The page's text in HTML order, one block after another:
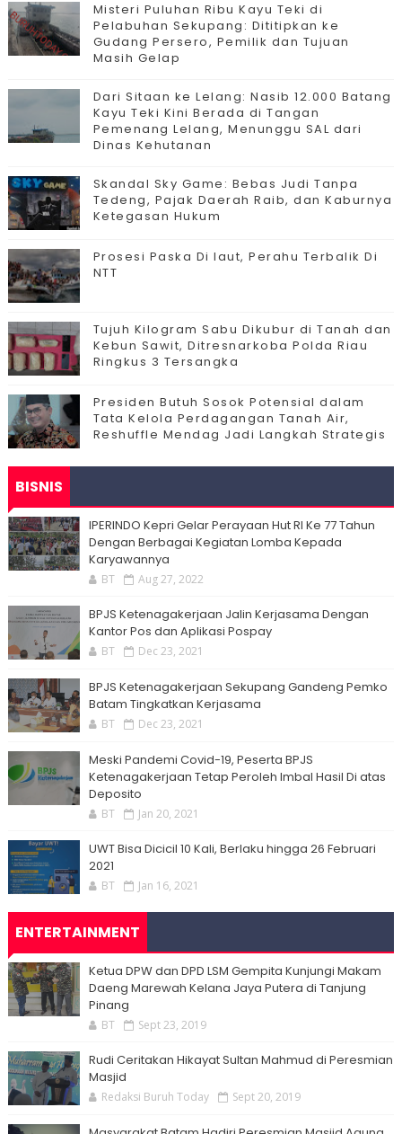
Misteri Puluhan Ribu Kayu Teki di
Pelabuhan Sekupang: Dititipkan ke
Gudang Persero, Pemilik dan Tujuan
Masih Gelap
Dari Sitaan ke Lelang: Nasib 12.000 Batang
Kayu Teki Kini Berada di Tangan
Pemenang Lelang, Menunggu SAL dari
Dinas Kehutanan
Skandal Sky Game: Bebas Judi Tanpa
Tedeng, Pajak Daerah Raib, dan Kaburnya
Ketegasan Hukum
Prosesi Paska Di laut, Perahu Terbalik Di
NTT
Tujuh Kilogram Sabu Dikubur di Tanah dan
Kebun Sawit, Ditresnarkoba Polda Riau
Ringkus 3 Tersangka
Presiden Butuh Sosok Potensial dalam
Tata Kelola Perdagangan Tanah Air,
Reshuffle Mendag Jadi Langkah Strategis
BISNIS
IPERINDO Kepri Gelar Perayaan Hut RI Ke 77 Tahun
Dengan Berbagai Kegiatan Lomba Kepada
Karyawannya
BT Aug 27, 2022
BPJS Ketenagakerjaan Jalin Kerjasama Dengan
Kantor Pos dan Aplikasi Pospay
BT Dec 23, 2021
BPJS Ketenagakerjaan Sekupang Gandeng Pemko
Batam Tingkatkan Kerjasama
BT Dec 23, 2021
Meski Pandemi Covid-19, Peserta BPJS
Ketenagakerjaan Tetap Peroleh Imbal Hasil Di atas
Deposito
BT Jan 20, 2021
UWT Bisa Dicicil 10 Kali, Berlaku hingga 26 Februari
2021
BT Jan 16, 2021
ENTERTAINMENT
Ketua DPW dan DPD LSM Gempita Kunjungi Makam
Daeng Marewah Kelana Jaya Putera di Tanjung
Pinang
BT Sept 23, 2019
Rudi Ceritakan Hikayat Sultan Mahmud di Peresmian
Masjid
Redaksi Buruh Today Sept 20, 2019